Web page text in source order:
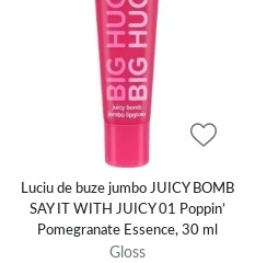
Luciu de buze jumbo JUICY BOMB
SAY IT WITH JUICY 01 Poppin’
Pomegranate Essence, 30 ml
Gloss